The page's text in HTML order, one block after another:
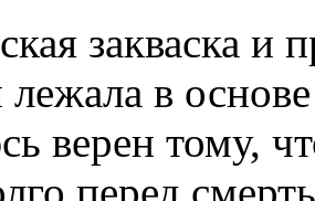
закваска и
в
верен тому,
перед